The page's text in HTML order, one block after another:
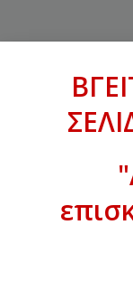
σε
ΒΓΕΙΤΕ